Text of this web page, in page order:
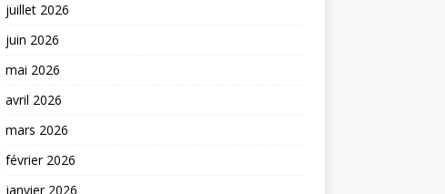
juillet 2026
juin 2026
mai 2026
avril 2026
mars 2026
février 2026
janvier 2026